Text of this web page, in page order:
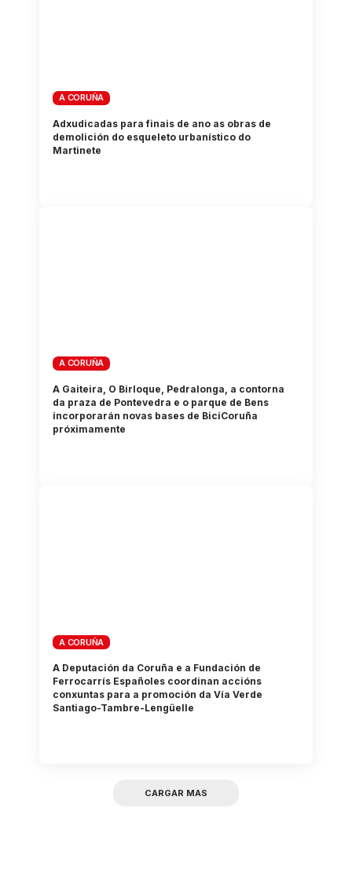
A CORUÑA
Adxudicadas para finais de ano as obras de
demolición do esqueleto urbanístico do
Martinete
A CORUÑA
A Gaiteira, O Birloque, Pedralonga, a contorna
da praza de Pontevedra e o parque de Bens
incorporarán novas bases de BiciCoruña
próximamente
A CORUÑA
A Deputación da Coruña e a Fundación de
Ferrocarrís Españoles coordinan accións
conxuntas para a promoción da Vía Verde
Santiago-Tambre-Lengüelle
CARGAR MAS